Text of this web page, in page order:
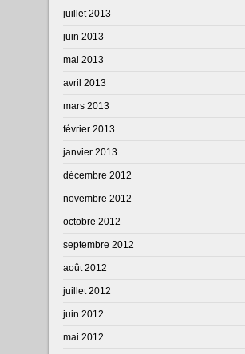
juillet 2013
juin 2013
mai 2013
avril 2013
mars 2013
février 2013
janvier 2013
décembre 2012
novembre 2012
octobre 2012
septembre 2012
août 2012
juillet 2012
juin 2012
mai 2012